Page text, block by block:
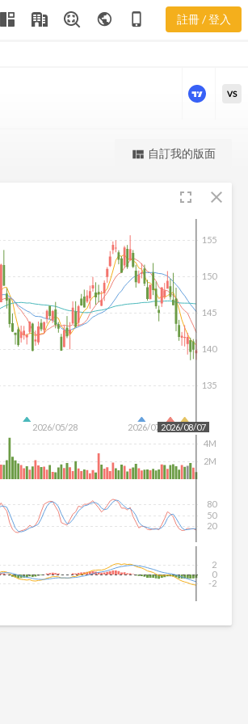
public phone_iphone 註冊 / 登入
DTE 新聞
更強大的進階價量圖表
VS
view_quilt 自訂我的版面
fullscreen close
2026/05/28 2026/07/16
135
140
145
150
155
2026/08/07
2M
4M
20
50
80
-2
0
2